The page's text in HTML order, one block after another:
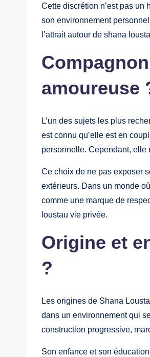
Cette discrétion n’est pas un
son environnement
l’attrait autour de shana
amoureuse
L’un des sujets les plus
est connu qu’elle est en
personnelle. Cependant, elle
Ce choix de ne pas exposer
extérieurs. Dans un monde
comme une marque de
loustau vie privée.
Origine et
?
Les origines de Shana
dans un environnement qui
construction progressive,
Son enfance et son